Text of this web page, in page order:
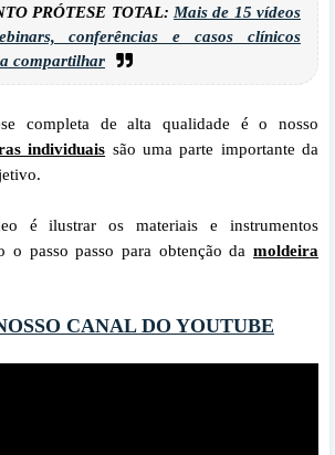
PRÓTESE TOTAL: Mais de 15 vídeos
conferências e casos clínicos
compartilhar
completa de alta qualidade é o nosso
individuais são uma parte importante da
é ilustrar os materiais e instrumentos
o passo passo para obtenção da moldeira
CANAL DO YOUTUBE